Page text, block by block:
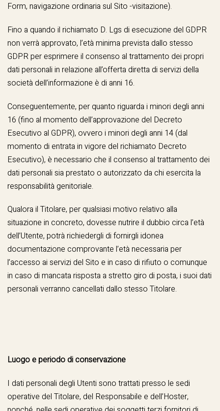
Form, navigazione ordinaria sul Sito -visitazione).
Fino a quando il richiamato D. Lgs di esecuzione del GDPR
non verrà approvato, l’età minima prevista dallo stesso
GDPR per esprimere il consenso al trattamento dei propri
dati personali in relazione all’offerta diretta di servizi della
società dell’informazione è di anni 16.
Conseguentemente, per quanto riguarda i minori degli anni
16 (fino al momento dell’approvazione del Decreto
Esecutivo al GDPR), ovvero i minori degli anni 14 (dal
momento di entrata in vigore del richiamato Decreto
Esecutivo), è necessario che il consenso al trattamento dei
dati personali sia prestato o autorizzato da chi esercita la
responsabilità genitoriale.
Qualora il Titolare, per qualsiasi motivo relativo alla
situazione in concreto, dovesse nutrire il dubbio circa l’età
dell’Utente, potrà richiedergli di fornirgli idonea
documentazione comprovante l’età necessaria per
l’accesso ai servizi del Sito e in caso di rifiuto o comunque
in caso di mancata risposta a stretto giro di posta, i suoi dati
personali verranno cancellati dallo stesso Titolare.
Luogo e periodo di conservazione
I dati personali degli Utenti sono trattati presso le sedi
operative del Titolare, del Responsabile e dell’Hoster,